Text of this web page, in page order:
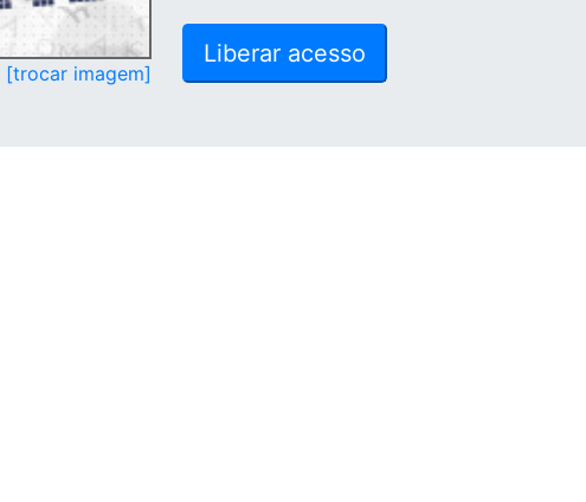
[trocar imagem]